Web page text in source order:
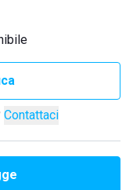
Contattaci